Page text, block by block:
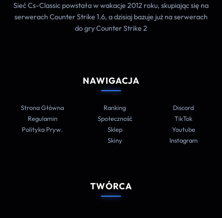
Sieć Cs-Classic powstała w wakacje 2012 roku, skupiając się na
serwerach Counter Strike 1.6, a dzisiaj bazuje już na serwerach
do gry Counter Strike 2
NAWIGACJA
Strona Główna
Regulamin
Polityka Pryw.
Ranking
Społeczność
Sklep
Skiny
Discord
TikTok
Youtube
Instagram
TWÓRCA